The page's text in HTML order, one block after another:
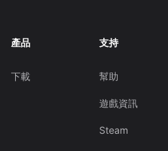
產品
下載
支持
幫助
遊戲資訊
Steam